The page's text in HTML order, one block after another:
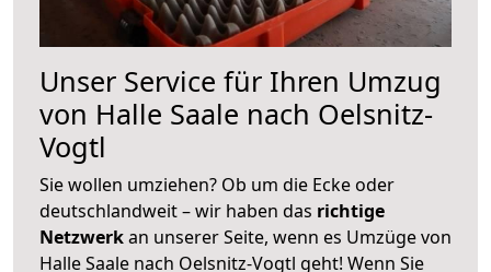
Unser Service für Ihren Umzug
von Halle Saale nach Oelsnitz-
Vogtl
Sie wollen umziehen? Ob um die Ecke oder
deutschlandweit – wir haben das richtige
Netzwerkan unserer Seite, wenn es Umzüge von
Halle Saale nach Oelsnitz-Vogtl geht! Wenn Sie